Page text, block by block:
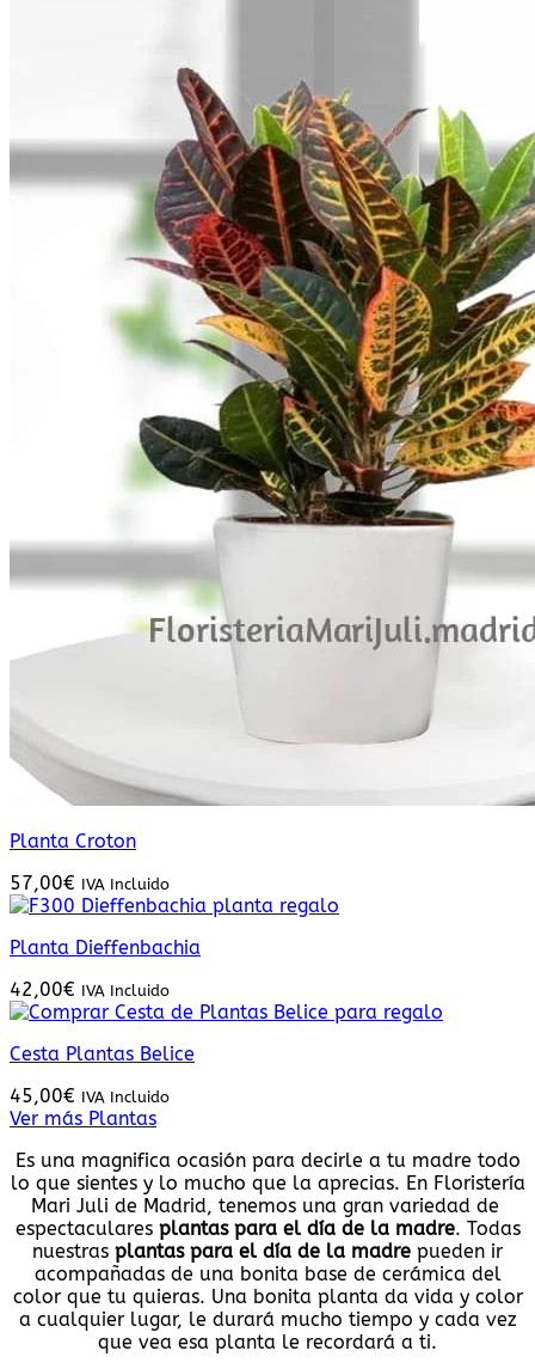
Planta Croton
57,00€ IVA Incluido
Planta Dieffenbachia
42,00€ IVA Incluido
Cesta Plantas Belice
45,00€ IVA Incluido
Ver más Plantas
Es una magnifica ocasión para decirle a tu madre todo
lo que sientes y lo mucho que la aprecias. En Floristería
Mari Juli de Madrid, tenemos una gran variedad de
espectaculares plantas para el día de la madre. Todas
nuestras plantas para el día de la madre pueden ir
acompañadas de una bonita base de cerámica del
color que tu quieras. Una bonita planta da vida y color
a cualquier lugar, le durará mucho tiempo y cada vez
que vea esa planta le recordará a ti.